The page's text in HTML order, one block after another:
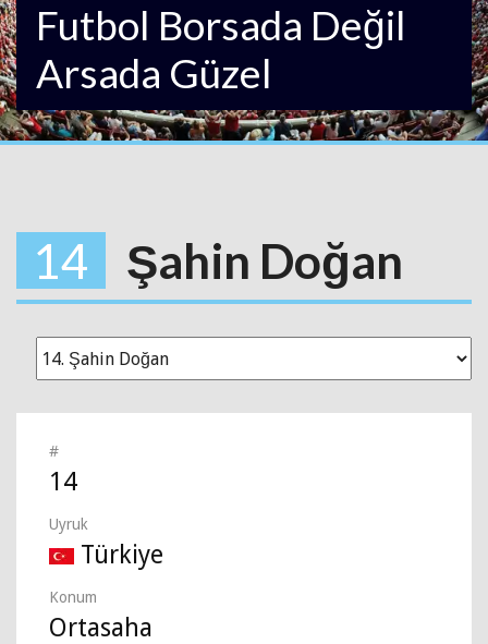
Futbol Borsada Değil
Arsada Güzel
14 Şahin Doğan
#
14
Uyruk
Türkiye
Konum
Ortasaha